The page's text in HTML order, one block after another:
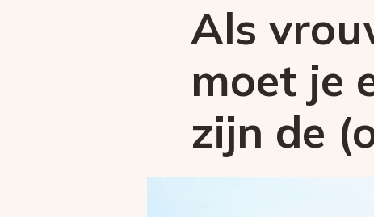
Als
moet je
zijn de